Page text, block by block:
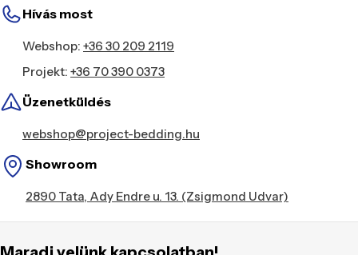
Hívás most
Webshop: +36 30 209 2119
Projekt: +36 70 390 0373
Üzenetküldés
webshop@project-bedding.hu
Showroom
2890 Tata, Ady Endre u. 13. (Zsigmond Udvar)